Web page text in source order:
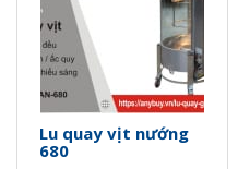
Lu quay vịt nướng
680